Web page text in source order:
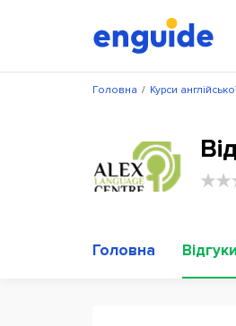
/
Головна Курси
Головна Відгуки